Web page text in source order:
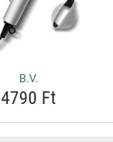
B.V.
4790 Ft